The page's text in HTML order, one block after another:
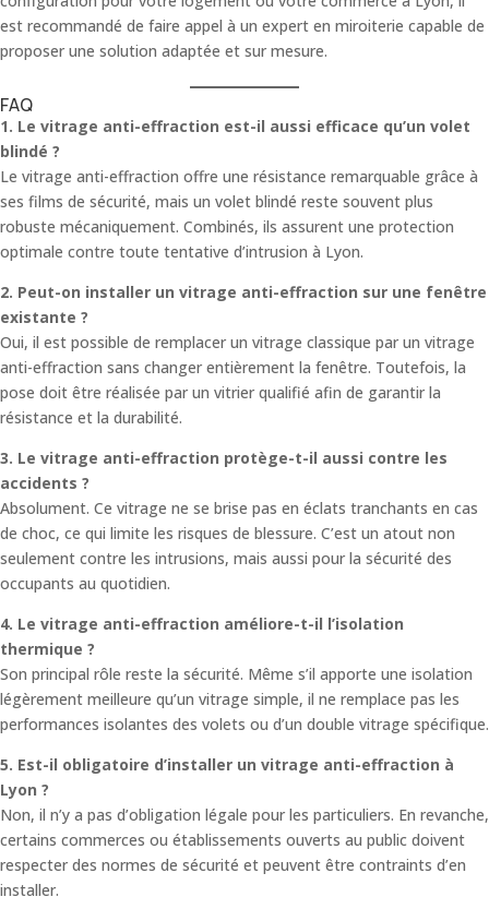
est recommandé de faire appel à un expert en miroiterie capable de
proposer une solution adaptée et sur mesure.
FAQ
1. Le vitrage anti-effraction est-il aussi efficace qu’un volet
blindé ?
Le vitrage anti-effraction offre une résistance remarquable grâce à
ses films de sécurité, mais un volet blindé reste souvent plus
robuste mécaniquement. Combinés, ils assurent une protection
optimale contre toute tentative d’intrusion à Lyon.
2. Peut-on installer un vitrage anti-effraction sur une fenêtre
existante ?
Oui, il est possible de remplacer un vitrage classique par un vitrage
anti-effraction sans changer entièrement la fenêtre. Toutefois, la
pose doit être réalisée par un vitrier qualifié afin de garantir la
résistance et la durabilité.
3. Le vitrage anti-effraction protège-t-il aussi contre les
accidents ?
Absolument. Ce vitrage ne se brise pas en éclats tranchants en cas
de choc, ce qui limite les risques de blessure. C’est un atout non
seulement contre les intrusions, mais aussi pour la sécurité des
occupants au quotidien.
4. Le vitrage anti-effraction améliore-t-il l’isolation
thermique ?
Son principal rôle reste la sécurité. Même s’il apporte une isolation
légèrement meilleure qu’un vitrage simple, il ne remplace pas les
performances isolantes des volets ou d’un double vitrage spécifique.
5. Est-il obligatoire d’installer un vitrage anti-effraction à
Lyon ?
Non, il n’y a pas d’obligation légale pour les particuliers. En revanche,
certains commerces ou établissements ouverts au public doivent
respecter des normes de sécurité et peuvent être contraints d’en
installer.